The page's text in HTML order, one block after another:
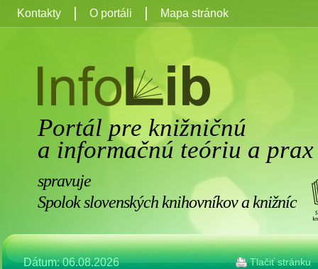
Portál pre knižničnú
a informačnú teóriu a prax
spravuje
Spolok slovenských knihovníkov a knižníc
Dátum: 06.08.2026 Tlačiť stránku
Kontakty O portáli Mapa stránok